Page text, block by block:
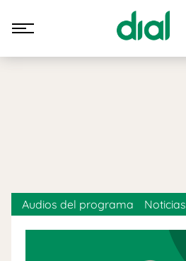
Audios del programa Noticias